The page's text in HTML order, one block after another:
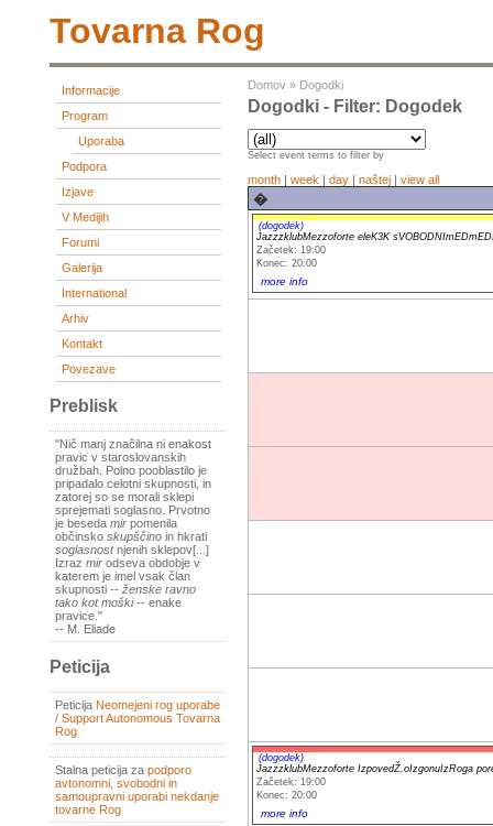
Tovarna Rog
Informacije
Program
Uporaba
Podpora
Izjave
V Medijih
Forumi
Galerija
International
Arhiv
Kontakt
Povezave
Preblisk
"Nič manj značilna ni enakost
pravic v staroslovanskih
družbah. Polno pooblastilo je
pripadalo celotni skupnosti, in
zatorej so se morali sklepi
sprejemati soglasno. Prvotno
je beseda mir pomenila
občinsko skupščino in hkrati
soglasnostnjenih sklepov[...]
Izraz mir odseva obdobje v
katerem je imel vsak član
skupnosti -- ženske ravno
tako kot moški-- enake
pravice."
-- M. Eliade
Peticija
Peticija Neomejeni rog uporabe
/ Support Autonomous Tovarna
Rog
Stalna peticija za podporo
avtonomni, svobodni in
samoupravni uporabi nekdanje
tovarne Rog
Domov » Dogodki
Dogodki - Filter: Dogodek
Select event terms to filter by
month | week | day | naštej | view all
�
(dogodek)
JazzzklubMezzoforte eleK3K
Začetek: 19:00
Konec: 20:00
more info
(dogodek)
JazzzklubMezzoforte IzpovedŽ.oIzgonuIzRoga
Začetek: 19:00
Konec: 20:00
more info